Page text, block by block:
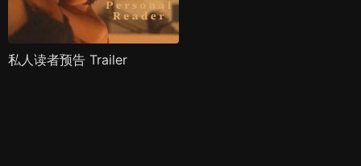
私人读者预告 Trailer